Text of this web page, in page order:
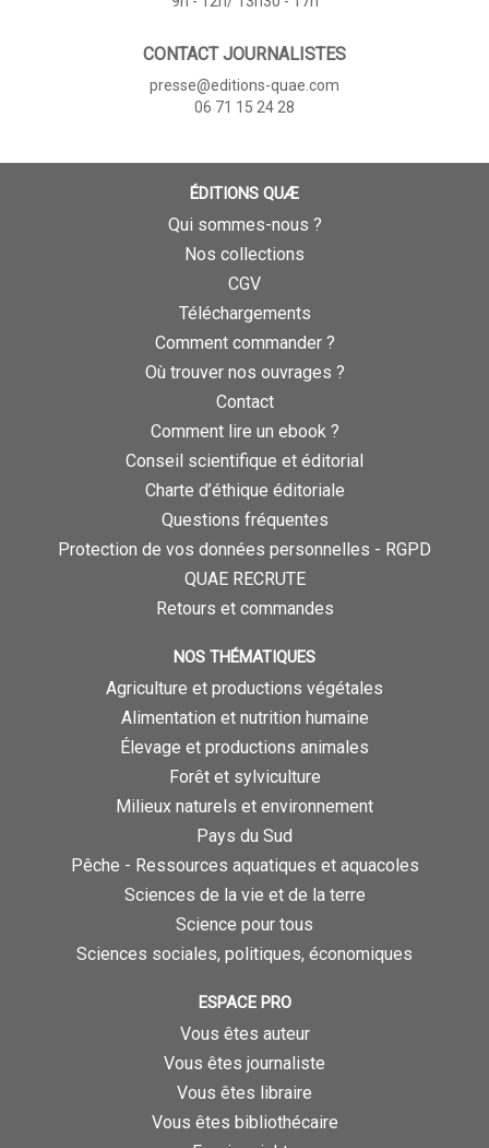
CONTACT JOURNALISTES
presse@editions-quae.com
06 71 15 24 28
ÉDITIONS QUÆ
Qui sommes-nous ?
Nos collections
CGV
Téléchargements
Comment commander ?
Où trouver nos ouvrages ?
Contact
Comment lire un ebook ?
Conseil scientifique et éditorial
Charte d’éthique éditoriale
Questions fréquentes
Protection de vos données personnelles - RGPD
QUAE RECRUTE
Retours et commandes
NOS THÉMATIQUES
Agriculture et productions végétales
Alimentation et nutrition humaine
Élevage et productions animales
Forêt et sylviculture
Milieux naturels et environnement
Pays du Sud
Pêche - Ressources aquatiques et aquacoles
Sciences de la vie et de la terre
Science pour tous
Sciences sociales, politiques, économiques
ESPACE PRO
Vous êtes auteur
Vous êtes journaliste
Vous êtes libraire
Vous êtes bibliothécaire